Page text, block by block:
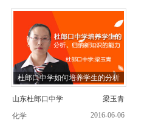
杜郎口中学如何培养学生的分析
山东杜郎口中学
梁玉青
化学
2016-06-06